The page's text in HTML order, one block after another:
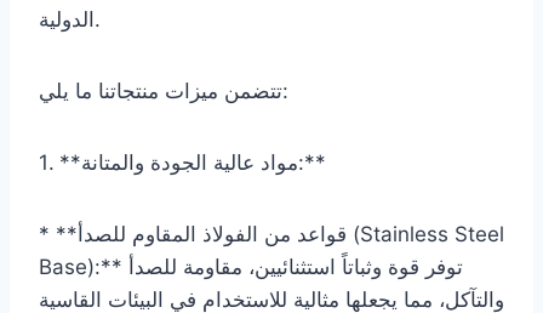
الدولية.
تتضمن ميزات منتجاتنا ما يلي:
1. **مواد عالية الجودة والمتانة:**
* **قواعد من الفولاذ المقاوم للصدأ (Stainless Steel
Base):** توفر قوة وثباتاً استثنائيين، مقاومة للصدأ
والتآكل، مما يجعلها مثالية للاستخدام في البيئات القاسية